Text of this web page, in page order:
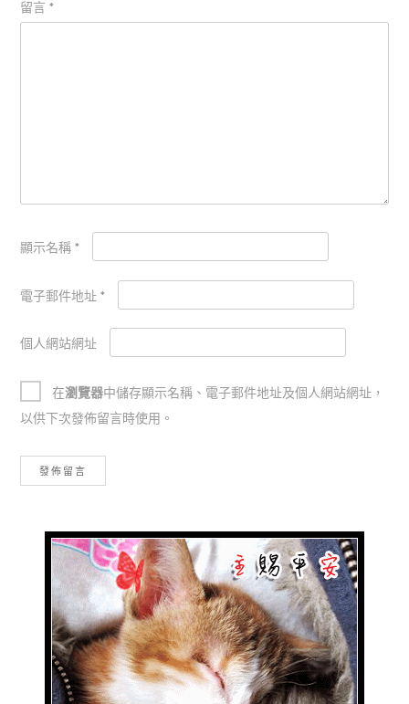
留言 *
顯示名稱 *
電子郵件地址 *
個人網站網址
在瀏覽器中儲存顯示名稱、電子郵件地址及個人網站網址，
以供下次發佈留言時使用。